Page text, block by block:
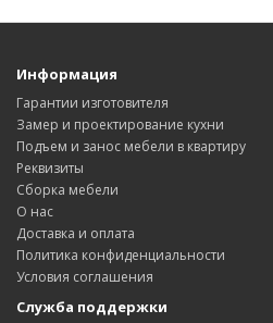
Информация
Гарантии изготовителя
Замер и проектирование кухни
Подъем и занос мебели в квартиру
Реквизиты
Сборка мебели
О нас
Доставка и оплата
Политика конфиденциальности
Условия соглашения
Служба поддержки